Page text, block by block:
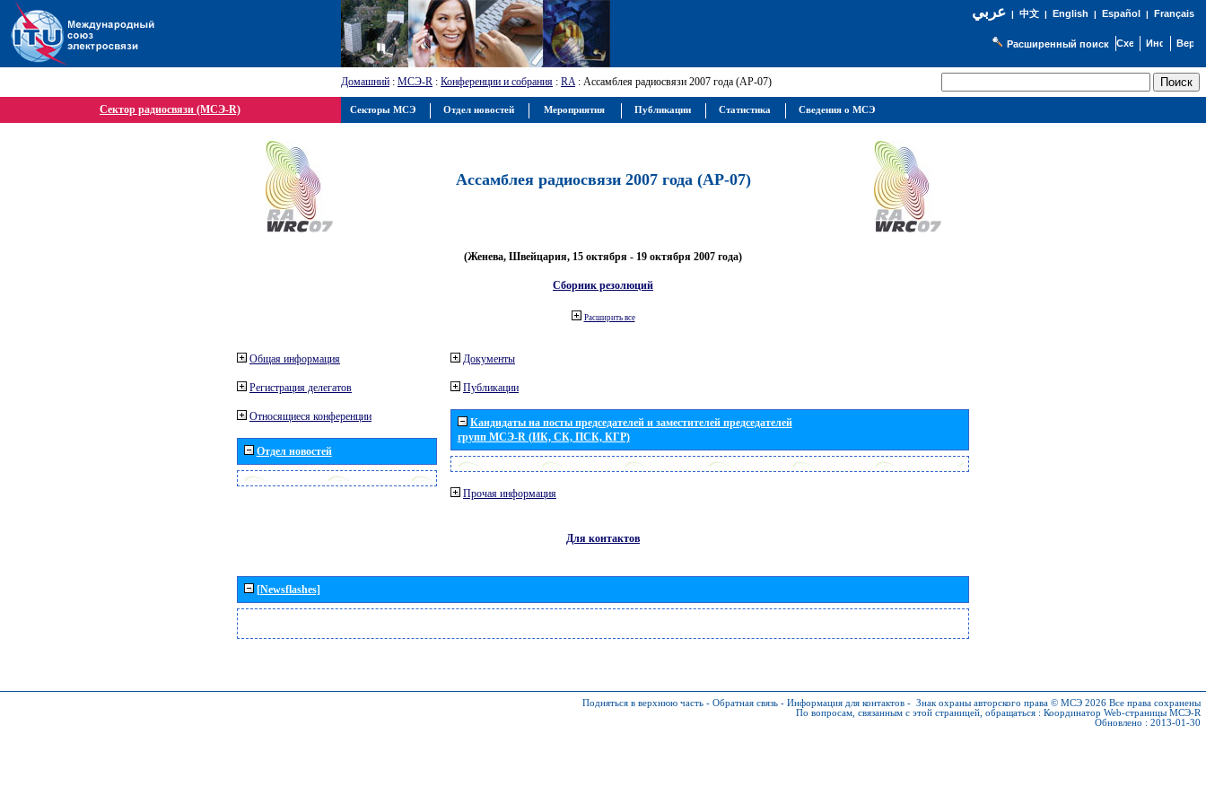
عربي| 中文| English | Español | Français
Расширенный поиск
Домашний : МСЭ-R : Конференции и собрания : RA: Ассамблея радиосвязи 2007 года (АР-07)
Сектор радиосвязи (МСЭ-R)
Ассамблея радиосвязи 2007 года (АР-07)
(Женева, Швейцария, 15 октября - 19 октября 2007 года)
Сборник резолюций
Расширить все
Общая информация
Регистрация делегатов
Относящиеся конференции
Отдел новостей
Документы
Публикации
Кандидаты на посты председателей и заместителей председателей
групп МСЭ-R (ИК, СК, ПСК, КГР)
Прочая информация
Для контактов
[Newsflashes]
Подняться в верхнюю часть - Обратная связь - Информация для контактов - Знак охраны авторского права © МСЭ 2026 Все права сохранены
По вопросам, связанным с этой страницей, обращаться : Координатор Web-страницы МСЭ-R
Обновлено : 2013-01-30
Секторы МСЭ Отдел новостей Мероприятия Публикации Статистика Сведения о МСЭ